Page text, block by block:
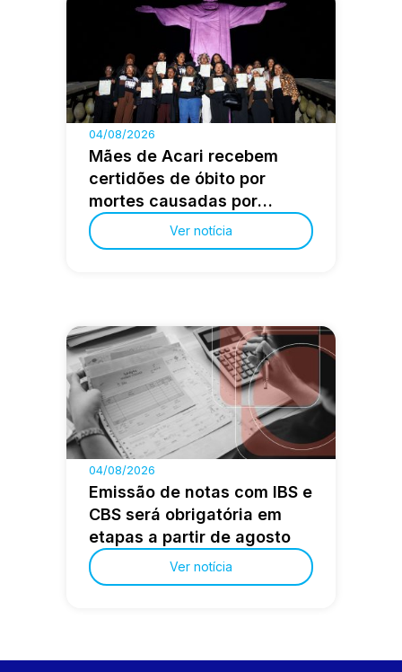
04/08/2026
Mães de Acari recebem
certidões de óbito por
mortes causadas por
agentes do Estado
Ver notícia
04/08/2026
Emissão de notas com IBS e
CBS será obrigatória em
etapas a partir de agosto
Ver notícia